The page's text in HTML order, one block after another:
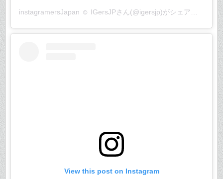
instagramersJapan ☺︎ IGersJPさん(@igersjp)がシェアした投稿 –
View this post on Instagram